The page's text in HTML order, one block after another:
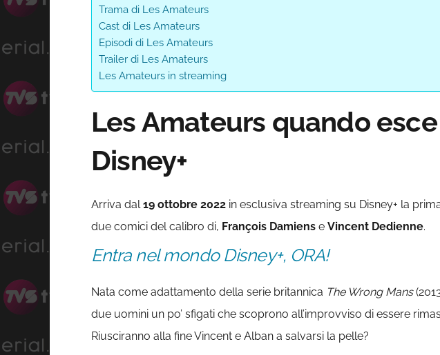
Trama di Les Amateurs
Cast di Les Amateurs
Episodi di Les Amateurs
Trailer di Les Amateurs
Les Amateurs in streaming
Les Amateurs quando
Disney+
Arriva dal19 ottobre 2022 in esclusiva streaming su Disney+ la
due comici del calibro di, François Damiens e Vincent Dedienne.
Entra nel mondo Disney+, ORA!
Nata come adattamento della serie britannica The Wrong Mans
due uomini un po’ sfigati che scoprono all’improvviso di essere
Riusciranno alla fine Vincent e Alban a salvarsi la pelle?